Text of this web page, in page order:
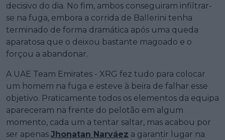
decisivo do dia. No fim, ambos conseguiram infiltrar-
se na fuga, embora a corrida de Ballerini tenha
terminado de forma dramática após uma queda
aparatosa que o deixou bastante magoado e o
forçou a abandonar.
A UAE Team Emirates - XRG fez tudo para colocar
um homem na fuga e esteve à beira de falhar esse
objetivo. Praticamente todos os elementos da equipa
apareceram na frente do pelotão em algum
momento, cada um a tentar saltar, mas acabou por
ser apenas Jhonatan Narváez a garantir lugar na